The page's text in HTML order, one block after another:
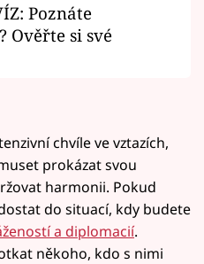
Poznáte
Ověřte si své
chvíle ve vztazích,
prokázat svou
harmonii. Pokud
do situací, kdy budete
a diplomacií.
někoho, kdo s nimi